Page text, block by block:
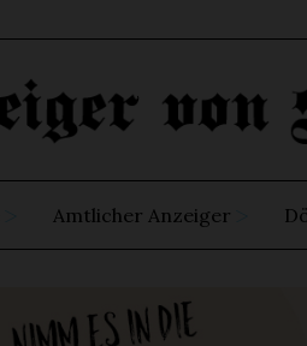
Amtlicher Anzeiger